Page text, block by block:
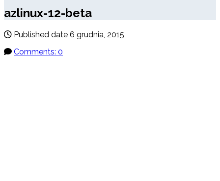
azlinux-12-beta
Published date 6 grudnia, 2015
Comments: 0